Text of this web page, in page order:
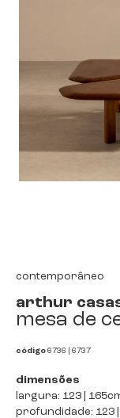
início
galeria
de
contemporâneo
arthur
mesa de
código 6736 | 6737
dimensões
largura: 123 |
profundidade: 123 |